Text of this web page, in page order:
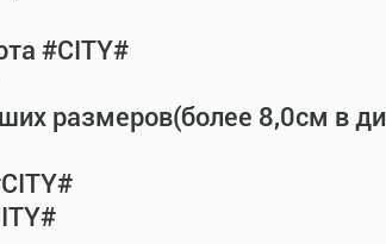
#CITY#
размеров(более 8,0см в